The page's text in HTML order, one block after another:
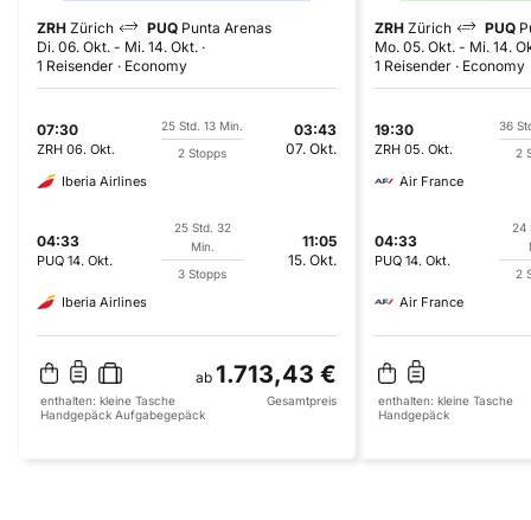
ZRH Zürich PUQ Punta Arenas
Di. 06. Okt. - Mi. 14. Okt.
1 Reisender
Economy
07:30
ZRH 06. Okt.
25 Std. 13 Min.
2 Stopps
03:43
07. Okt.
Iberia Airlines
04:33
PUQ 14. Okt.
25 Std. 32
Min.
3 Stopps
11:05
15. Okt.
Iberia Airlines
ab 1.713,43 €
enthalten: kleine Tasche
Handgepäck Aufgabegepäck
Gesamtpreis
ZRH Zürich PUQ
Mo. 05. Okt. - Mi. 14.
1 Reisender
Economy
19:30
ZRH 05. Okt.
36
2
Air France
04:33
PUQ 14. Okt.
24
2
Air France
enthalten: kleine Tasche
Handgepäck